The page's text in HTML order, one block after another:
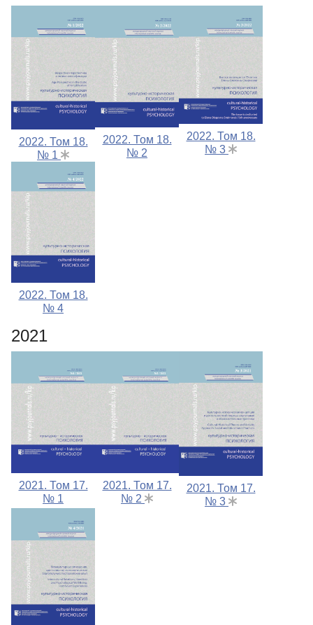
2022. Том 18.
№ 1
2022. Том 18.
№ 2
2022. Том 18.
№ 3
2022. Том 18.
№ 4
2021
2021. Том 17.
№ 1
2021. Том 17.
№ 2
2021. Том 17.
№ 3